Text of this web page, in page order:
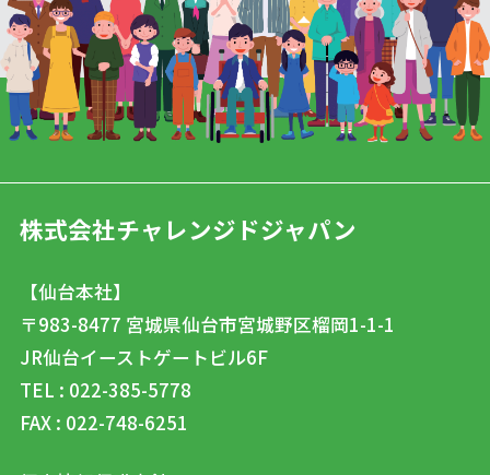
株式会社チャレンジドジャパン
【仙台本社】
〒983-8477 宮城県仙台市宮城野区榴岡1-1-1
JR仙台イーストゲートビル6F
TEL : 022-385-5778
FAX : 022-748-6251